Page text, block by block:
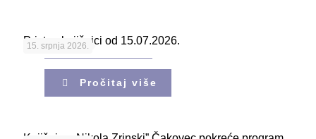
15. srpnja 2026.
Pristup knjižnici od 15.07.2026.
Pročitaj više